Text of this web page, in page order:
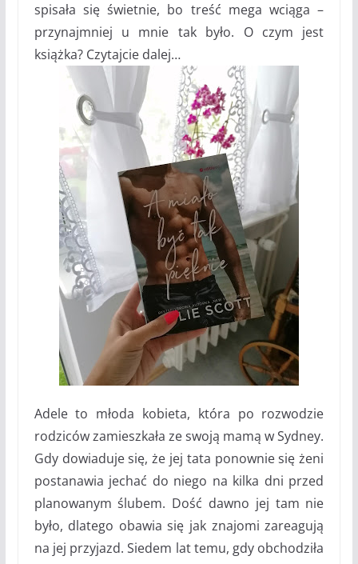
spisała się świetnie, bo treść mega wciąga –
przynajmniej u mnie tak było. O czym jest
książka? Czytajcie dalej…
Adele to młoda kobieta, która po rozwodzie
rodziców zamieszkała ze swoją mamą w Sydney.
Gdy dowiaduje się, że jej tata ponownie się żeni
postanawia jechać do niego na kilka dni przed
planowanym ślubem. Dość dawno jej tam nie
było, dlatego obawia się jak znajomi zareagują
na jej przyjazd. Siedem lat temu, gdy obchodziła